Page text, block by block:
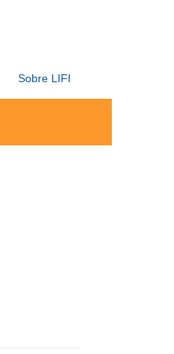
Sobre LIFI